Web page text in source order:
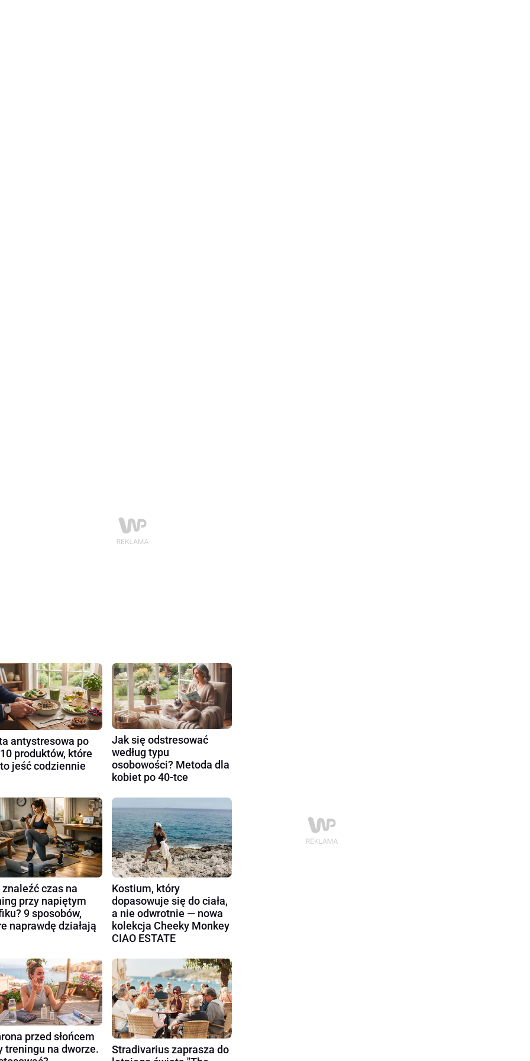
antystresowa po
produktów, które
jeść codziennie
Jak się odstresować
według typu
osobowości? Metoda dla
kobiet po 40-tce
czas na
przy napiętym
9 sposobów,
naprawdę działają
Kostium, który
dopasowuje się do ciała,
a nie odwrotnie — nowa
kolekcja Cheeky Monkey
CIAO ESTATE
przed słońcem
treningu na dworze.
Stradivarius zaprasza do